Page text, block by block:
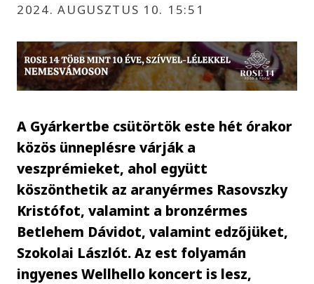
2024. AUGUSZTUS 10. 15:51
A Gyárkertbe csütörtök este hét órakor
közös ünneplésre várják a
veszprémieket, ahol együtt
köszönthetik az aranyérmes Rasovszky
Kristófot, valamint a bronzérmes
Betlehem Dávidot, valamint edzőjüket,
Szokolai Lászlót. Az est folyamán
ingyenes Wellhello koncert is lesz,